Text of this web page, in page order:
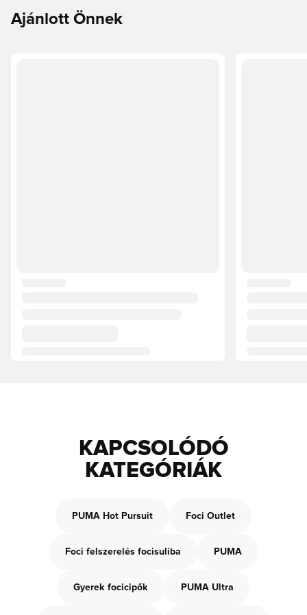
Ajánlott Önnek
KAPCSOLÓDÓ
KATEGÓRIÁK
PUMA Hot Pursuit Foci Outlet
Foci felszerelés focisuliba PUMA
Gyerek focicipők PUMA Ultra